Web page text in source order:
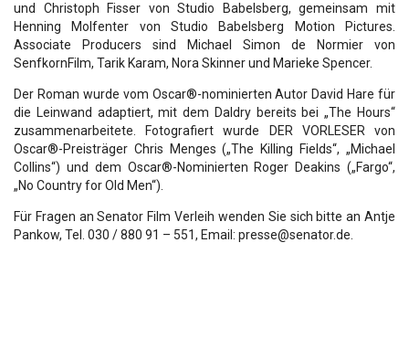
und Christoph Fisser von Studio Babelsberg, gemeinsam mit
Henning Molfenter von Studio Babelsberg Motion Pictures.
Associate Producers sind Michael Simon de Normier von
SenfkornFilm, Tarik Karam, Nora Skinner und Marieke Spencer.
Der Roman wurde vom Oscar®-nominierten Autor David Hare für
die Leinwand adaptiert, mit dem Daldry bereits bei „The Hours“
zusammenarbeitete. Fotografiert wurde DER VORLESER von
Oscar®-Preisträger Chris Menges („The Killing Fields“, „Michael
Collins“) und dem Oscar®-Nominierten Roger Deakins („Fargo“,
„No Country for Old Men“).
Für Fragen an Senator Film Verleih wenden Sie sich bitte an Antje
Pankow, Tel. 030 / 880 91 – 551, Email: presse@senator.de.